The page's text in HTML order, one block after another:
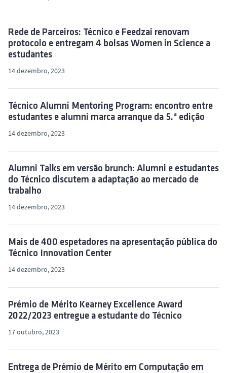
Rede de Parceiros: Técnico e Feedzai renovam
protocolo e entregam 4 bolsas Women in Science a
estudantes
14 dezembro, 2023
Técnico Alumni Mentoring Program: encontro entre
estudantes e alumni marca arranque da 5.ª edição
14 dezembro, 2023
Alumni Talks em versão brunch: Alumni e estudantes
do Técnico discutem a adaptação ao mercado de
trabalho
14 dezembro, 2023
Mais de 400 espetadores na apresentação pública do
Técnico Innovation Center
14 dezembro, 2023
Prémio de Mérito Kearney Excellence Award
2022/2023 entregue a estudante do Técnico
17 outubro, 2023
Entrega de Prémio de Mérito em Computação em